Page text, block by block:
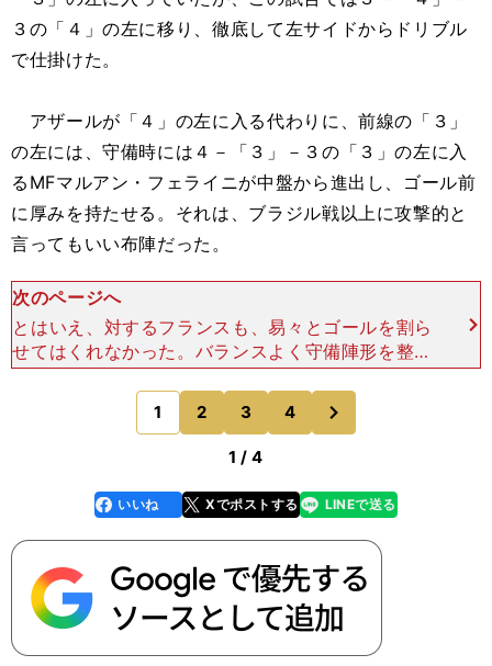
３の「４」の左に移り、徹底して左サイドからドリブル
で仕掛けた。
アザールが「４」の左に入る代わりに、前線の「３」
の左には、守備時には４－「３」－３の「３」の左に入
るMFマルアン・フェライニが中盤から進出し、ゴール前
に厚みを持たせる。それは、ブラジル戦以上に攻撃的と
言ってもいい布陣だった。
次のページへ
とはいえ、対するフランスも、易々とゴールを割ら
せてはくれなかった。バランスよく守備陣形を整え
つつも、虎視眈々と得意のカウンターを狙う。一
見、攻めるベルギーと守るフランスの二極構造で試
合が進んでいるよう
1 2 3 4
のページへ
1 / 4
faceboo
k
いいね Xでポストする
line LINEで送る